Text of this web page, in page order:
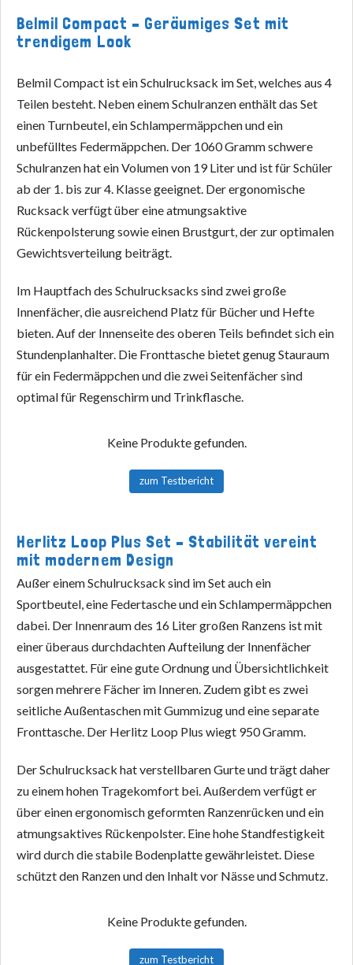
Belmil Compact – Geräumiges Set mit
trendigem Look
Belmil Compact ist ein Schulrucksack im Set, welches aus 4
Teilen besteht. Neben einem Schulranzen enthält das Set
einen Turnbeutel, ein Schlampermäppchen und ein
unbefülltes Federmäppchen. Der 1060 Gramm schwere
Schulranzen hat ein Volumen von 19 Liter und ist für Schüler
ab der 1. bis zur 4. Klasse geeignet. Der ergonomische
Rucksack verfügt über eine atmungsaktive
Rückenpolsterung sowie einen Brustgurt, der zur optimalen
Gewichtsverteilung beiträgt.
Im Hauptfach des Schulrucksacks sind zwei große
Innenfächer, die ausreichend Platz für Bücher und Hefte
bieten. Auf der Innenseite des oberen Teils befindet sich ein
Stundenplanhalter. Die Fronttasche bietet genug Stauraum
für ein Federmäppchen und die zwei Seitenfächer sind
optimal für Regenschirm und Trinkflasche.
Keine Produkte gefunden.
zum Testbericht
Herlitz Loop Plus Set – Stabilität vereint
mit modernem Design
Außer einem Schulrucksack sind im Set auch ein
Sportbeutel, eine Federtasche und ein Schlampermäppchen
dabei. Der Innenraum des 16 Liter großen Ranzens ist mit
einer überaus durchdachten Aufteilung der Innenfächer
ausgestattet. Für eine gute Ordnung und Übersichtlichkeit
sorgen mehrere Fächer im Inneren. Zudem gibt es zwei
seitliche Außentaschen mit Gummizug und eine separate
Fronttasche. Der Herlitz Loop Plus wiegt 950 Gramm.
Der Schulrucksack hat verstellbaren Gurte und trägt daher
zu einem hohen Tragekomfort bei. Außerdem verfügt er
über einen ergonomisch geformten Ranzenrücken und ein
atmungsaktives Rückenpolster. Eine hohe Standfestigkeit
wird durch die stabile Bodenplatte gewährleistet. Diese
schützt den Ranzen und den Inhalt vor Nässe und Schmutz.
Keine Produkte gefunden.
zum Testbericht